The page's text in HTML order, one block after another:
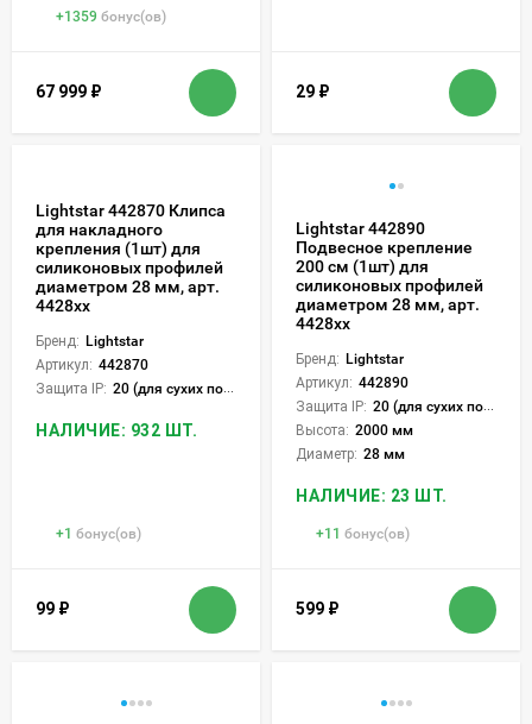
+1359 бонус(ов)
67 999 ₽ 29 ₽
Lightstar 442870 Клипса
для накладного
крепления (1шт) для
силиконовых профилей
диаметром 28 мм, арт.
4428xx
Бренд: Lightstar
Артикул: 442870
Защита IP: 20 (для сухих пом.)
НАЛИЧИЕ: 932 ШТ.
+1 бонус(ов)
99 ₽
Lightstar 442890
Подвесное крепление
200 см (1шт) для
силиконовых профилей
диаметром 28 мм, арт.
4428xx
Бренд: Lightstar
Артикул: 442890
Защита IP: 20 (для сухих пом.)
Высота: 2000 мм
Диаметр: 28 мм
НАЛИЧИЕ: 23 ШТ.
+11 бонус(ов)
599 ₽